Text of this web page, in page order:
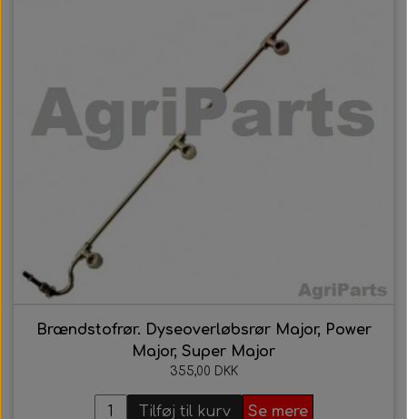
Brændstofrør. Dyseoverløbsrør Major, Power
Major, Super Major
355,00 DKK
Tilføj til kurv Se mere